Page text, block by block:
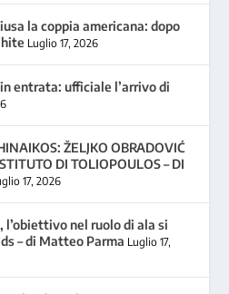
la coppia americana: dopo
Luglio 17, 2026
entrata: ufficiale l’arrivo di
ŽELJKO OBRADOVIĆ
DI TOLIOPOULOS – DI
17, 2026
l’obiettivo nel ruolo di ala si
– di Matteo Parma Luglio 17,